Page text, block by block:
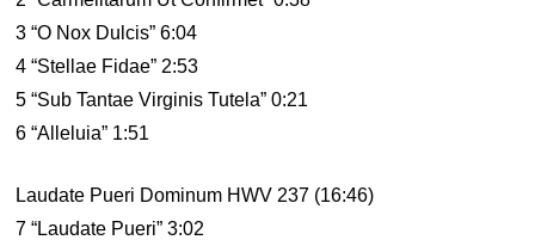
3 “O Nox Dulcis” 6:04
4 “Stellae Fidae” 2:53
5 “Sub Tantae Virginis Tutela” 0:21
6 “Alleluia” 1:51
Laudate Pueri Dominum HWV 237 (16:46)
7 “Laudate Pueri” 3:02